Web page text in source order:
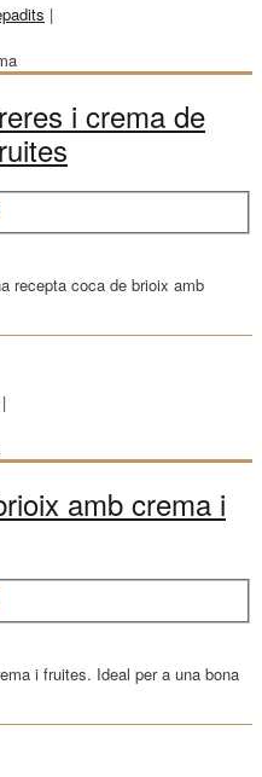
|
i crema de
recepta coca de brioix amb
|
amb crema i
i fruites. Ideal per a una bona